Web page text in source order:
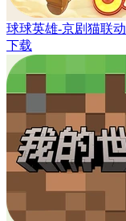
球球英雄-京剧猫联动
下载